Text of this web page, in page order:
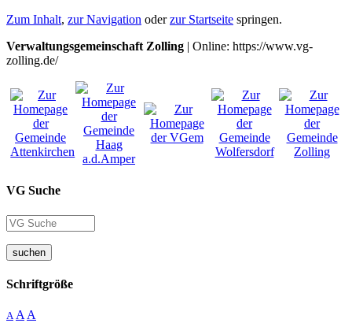
Zum Inhalt, zur Navigation oderzur Startseite springen.
Verwaltungsgemeinschaft Zolling | Online: https://www.vg-
zolling.de/
VG Suche
suchen
Schriftgröße
A A A